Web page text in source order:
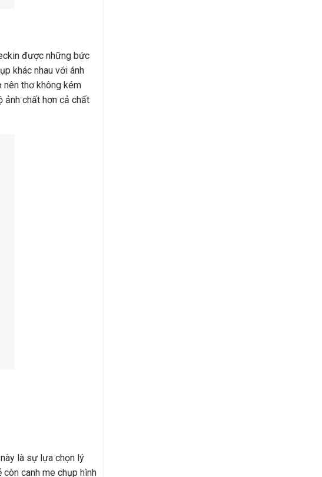
được những bức
khác nhau với ánh
nên thơ không kém
ảnh chất hơn cả chất
là sự lựa chọn lý
canh me chụp hình